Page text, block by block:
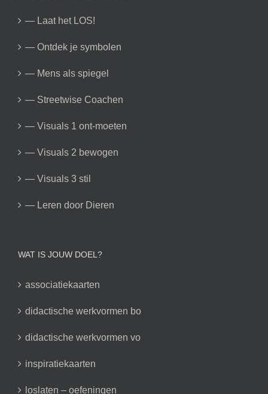
— Laat het LOS!
— Ontdek je symbolen
— Mens als spiegel
— Streetwise Coachen
— Visuals 1 ont-moeten
— Visuals 2 bewogen
— Visuals 3 stil
— Leren door Dieren
WAT IS JOUW DOEL?
associatiekaarten
didactische werkvormen bo
didactische werkvormen vo
inspiratiekaarten
loslaten – oefeningen